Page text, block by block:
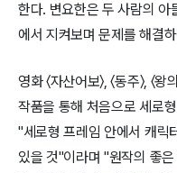
한다. 변요한은 두 사람의 아
에서 지켜보며 문제를 해결
영화 〈자산어보〉, 〈동주〉,
작품을 통해 처음으로 세로
"세로형 프레임 안에서 캐릭
있을 것"이라며 "원작의 좋